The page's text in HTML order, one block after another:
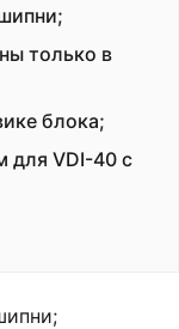
только в
блока;
для VDI-40 с